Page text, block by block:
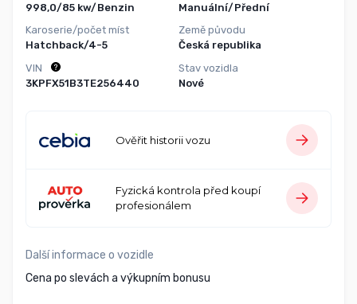
998,0/85 kw/Benzin
Karoserie/počet míst
Hatchback/4-5
Manuální/Přední
Země původu
Česká republika
VIN
3KPFX51B3TE256440
Stav vozidla
Nové
Ověřit historii vozu
Fyzická kontrola před koupí
profesionálem
Další informace o vozidle
Cena po slevách a výkupním bonusu